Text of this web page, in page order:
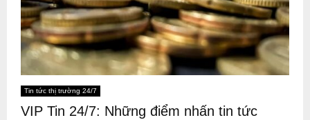
Tin tức thị trường 24/7
VIP Tin 24/7: Những điểm nhấn tin tức